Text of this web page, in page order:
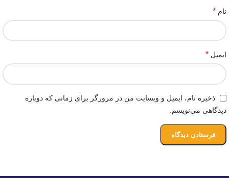
نام *
ایمیل *
ذخیره نام، ایمیل و وبسایت من در مرورگر برای زمانی که دوباره
دیدگاهی می‌نویسم.